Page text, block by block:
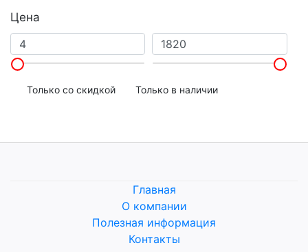
Цена
Только со скидкой Только в наличии
Главная
О компании
Полезная информация
Контакты